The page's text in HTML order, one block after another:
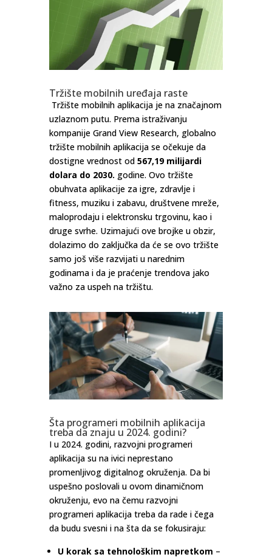
Tržište mobilnih uređaja raste
Tržište mobilnih aplikacija je na značajnom
uzlaznom putu. Prema istraživanju
kompanije Grand View Research, globalno
tržište mobilnih aplikacija se očekuje da
dostigne vrednost od567,19 milijardi
dolara do 2030. godine. Ovo tržište
obuhvata aplikacije za igre, zdravlje i
fitness, muziku i zabavu, društvene mreže,
maloprodaju i elektronsku trgovinu, kao i
druge svrhe. Uzimajući ove brojke u obzir,
dolazimo do zaključka da će se ovo tržište
samo još više razvijati u narednim
godinama i da je praćenje trendova jako
važno za uspeh na tržištu.
Šta programeri mobilnih aplikacija
treba da znaju u 2024. godini?
I u 2024. godini, razvojni programeri
aplikacija su na ivici neprestano
promenljivog digitalnog okruženja. Da bi
uspešno poslovali u ovom dinamičnom
okruženju, evo na čemu razvojni
programeri aplikacija treba da rade i čega
da budu svesni i na šta da se fokusiraju:
U korak sa tehnološkim napretkom –